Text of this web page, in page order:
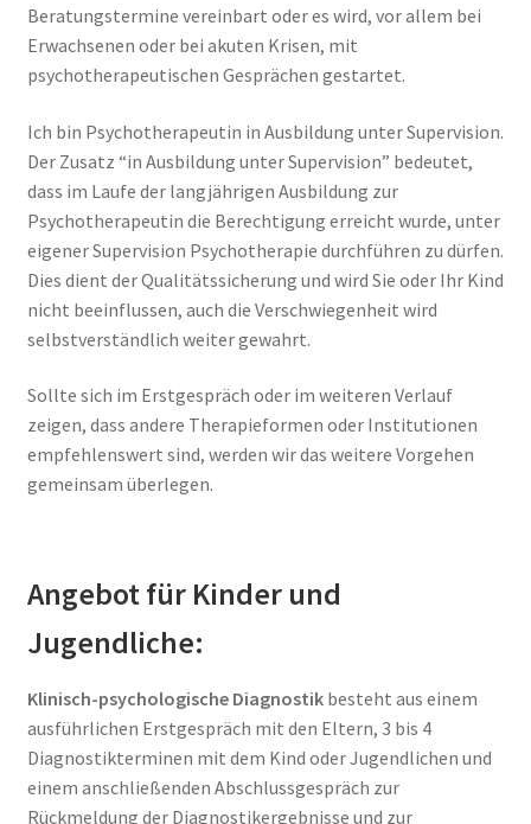
Beratungstermine vereinbart oder es wird, vor allem bei
Erwachsenen oder bei akuten Krisen, mit
psychotherapeutischen Gesprächen gestartet.
Ich bin Psychotherapeutin in Ausbildung unter Supervision.
Der Zusatz “in Ausbildung unter Supervision” bedeutet,
dass im Laufe der langjährigen Ausbildung zur
Psychotherapeutin die Berechtigung erreicht wurde, unter
eigener Supervision Psychotherapie durchführen zu dürfen.
Dies dient der Qualitätssicherung und wird Sie oder Ihr Kind
nicht beeinflussen, auch die Verschwiegenheit wird
selbstverständlich weiter gewahrt.
Sollte sich im Erstgespräch oder im weiteren Verlauf
zeigen, dass andere Therapieformen oder Institutionen
empfehlenswert sind, werden wir das weitere Vorgehen
gemeinsam überlegen.
Angebot für Kinder und
Jugendliche:
Klinisch-psychologische Diagnostikbesteht aus einem
ausführlichen Erstgespräch mit den Eltern, 3 bis 4
Diagnostikterminen mit dem Kind oder Jugendlichen und
einem anschließenden Abschlussgespräch zur
Rückmeldung der Diagnostikergebnisse und zur